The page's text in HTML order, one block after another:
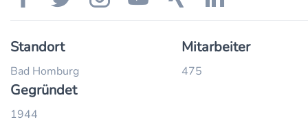
Standort
Bad Homburg
Mitarbeiter
475
Gegründet
1944